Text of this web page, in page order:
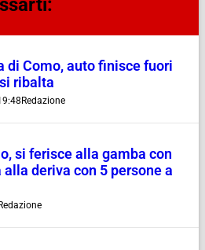
di Como, auto finisce fuori
ribalta
Redazione
si ferisce alla gamba con
alla deriva con 5 persone a
Redazione